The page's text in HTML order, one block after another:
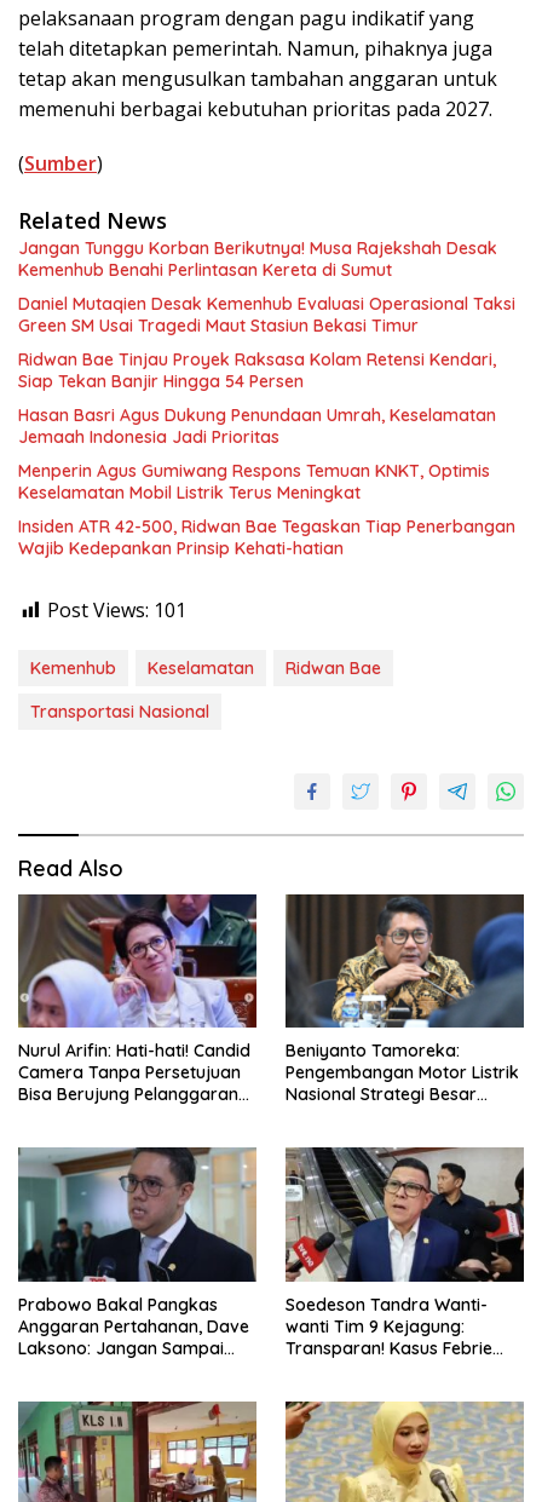
pelaksanaan program dengan pagu indikatif yang
telah ditetapkan pemerintah. Namun, pihaknya juga
tetap akan mengusulkan tambahan anggaran untuk
memenuhi berbagai kebutuhan prioritas pada 2027.
(Sumber)
Related News
Jangan Tunggu Korban Berikutnya! Musa Rajekshah Desak
Kemenhub Benahi Perlintasan Kereta di Sumut
Daniel Mutaqien Desak Kemenhub Evaluasi Operasional Taksi
Green SM Usai Tragedi Maut Stasiun Bekasi Timur
Ridwan Bae Tinjau Proyek Raksasa Kolam Retensi Kendari,
Siap Tekan Banjir Hingga 54 Persen
Hasan Basri Agus Dukung Penundaan Umrah, Keselamatan
Jemaah Indonesia Jadi Prioritas
Menperin Agus Gumiwang Respons Temuan KNKT, Optimis
Keselamatan Mobil Listrik Terus Meningkat
Insiden ATR 42-500, Ridwan Bae Tegaskan Tiap Penerbangan
Wajib Kedepankan Prinsip Kehati-hatian
Post Views: 101
Kemenhub Keselamatan
Ridwan Bae
Transportasi Nasional
Read Also
Nurul Arifin: Hati-hati! Candid
Camera Tanpa Persetujuan
Bisa Berujung Pelanggaran
Beniyanto Tamoreka:
Pengembangan Motor Listrik
Nasional Strategi Besar
Prabowo Bakal Pangkas
Anggaran Pertahanan, Dave
Laksono: Jangan Sampai
Soedeson Tandra Wanti-
wanti Tim 9 Kejagung:
Transparan! Kasus Febrie